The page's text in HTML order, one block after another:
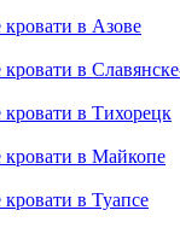
в Азове
в
в Тихорецк
кровати в Майкопе
в Туапсе